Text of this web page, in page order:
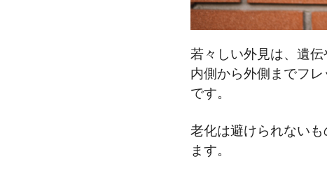
若々しい外見は、遺
内側から外側までフ
です。
老化は避けられない
ます。